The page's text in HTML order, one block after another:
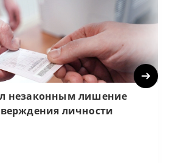
незаконным лишение
личности
Next